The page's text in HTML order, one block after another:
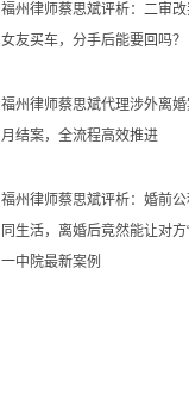
福州律师蔡思斌评析：二审
女友买车，分手后能要回吗？
福州律师蔡思斌代理涉外离
月结案，全流程高效推进
福州律师蔡思斌评析：婚前
同生活，离婚后竟然能让对
一中院最新案例